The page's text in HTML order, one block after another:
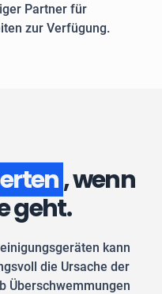
Partner für
zur Verfügung.
, wenn
geht.
kann
die Ursache der
Überschwemmungen